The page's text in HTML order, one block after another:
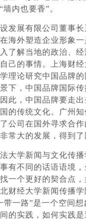
内也要香”。
展有限公司董事长
海外塑造企业形象
了解当地的政治、
己的事情。上海财
理论研究中国品牌
下，中国品牌国际
此，中国品牌要走
的传统文化。广州知
公司在国外寻求合
常大的发展，得到了
学新闻与文化传播
有不同的话语语境
一个更好的契合点
财经大学新闻传播
带一路”是一个空间
的实践，如何实践